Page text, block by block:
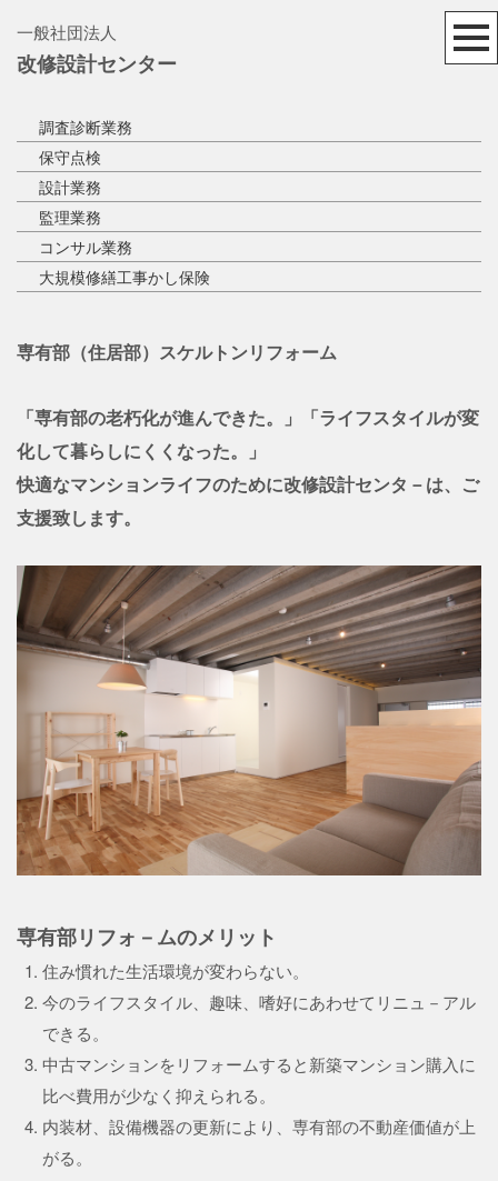
一般社団法人
改修設計センター
調査診断業務
保守点検
設計業務
監理業務
コンサル業務
大規模修繕工事かし保険
専有部（住居部）スケルトンリフォーム
「専有部の老朽化が進んできた。」「ライフスタイルが変
化して暮らしにくくなった。」
快適なマンションライフのために改修設計センタ－は、ご
支援致します。
専有部リフォ－ムのメリット
住み慣れた生活環境が変わらない。
今のライフスタイル、趣味、嗜好にあわせてリニュ－アル
できる。
中古マンションをリフォームすると新築マンション購入に
比べ費用が少なく抑えられる。
内装材、設備機器の更新により、専有部の不動産価値が上
がる。